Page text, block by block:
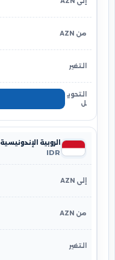
الروبية الإندونيسية
IDR